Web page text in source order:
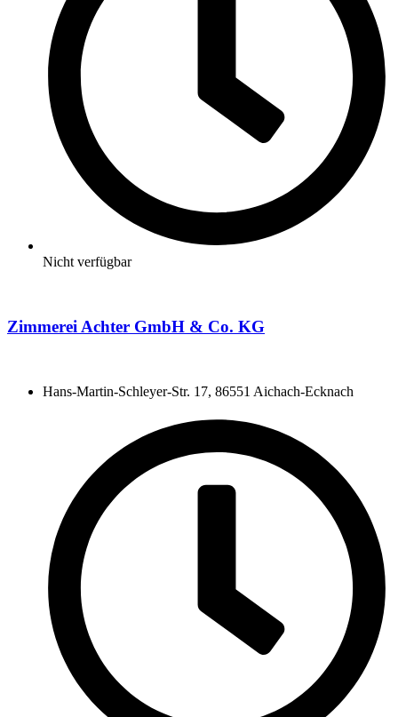
Nicht verfügbar
Zimmerei Achter GmbH & Co. KG
Hans-Martin-Schleyer-Str. 17, 86551 Aichach-Ecknach